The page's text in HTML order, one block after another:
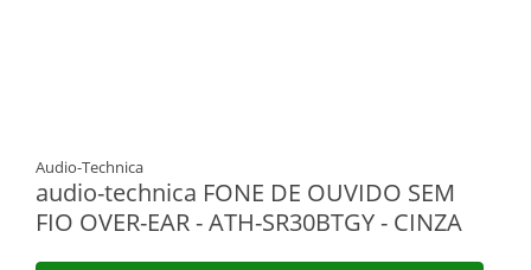
Audio-Technica
audio-technica FONE DE OUVIDO SEM
FIO OVER-EAR - ATH-SR30BTGY - CINZA